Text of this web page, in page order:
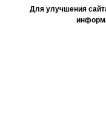
Для улучшения